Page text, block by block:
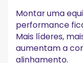
Montar uma
performance
Mais líderes,
aumentam a
alinhamento.